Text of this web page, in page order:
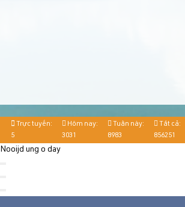
Trực tuyến:
5
Hôm nay:
3031
Tuần này:
8983
Tất cả:
856251
Nooijd ung o day